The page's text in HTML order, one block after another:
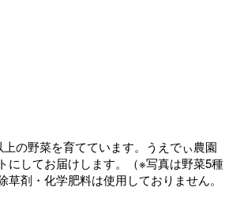
の野菜を育てています。うえでぃ農園
にしてお届けします。（※写真は野菜5種
剤・化学肥料は使用しておりません。